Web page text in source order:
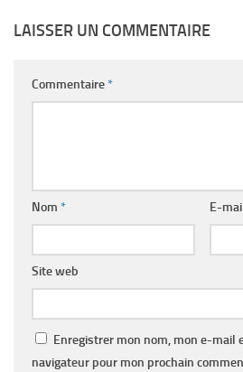
LAISSER UN COMMENTAIRE
Commentaire*
Nom * E-
Site web
Enregistrer mon nom, mon e-mail
navigateur pour mon prochain